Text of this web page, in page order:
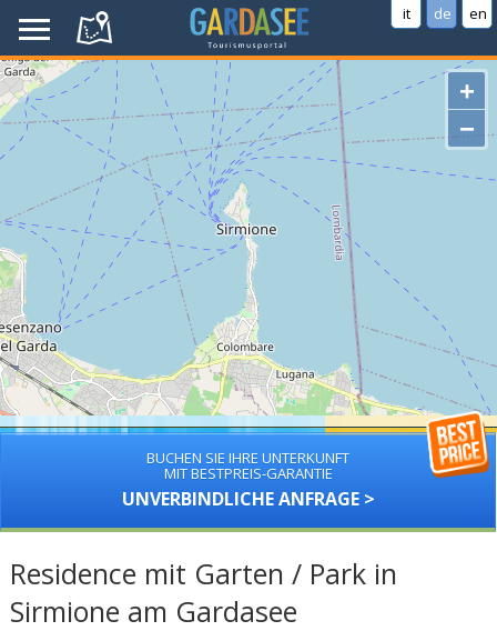
it de en
+
−
BUCHEN SIE IHRE UNTERKUNFT
MIT BESTPREIS-GARANTIE
UNVERBINDLICHE ANFRAGE >
Residence mit Garten / Park in
Sirmione am Gardasee